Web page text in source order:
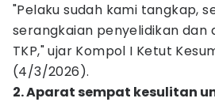
"Pelaku sudah kami tangkap,
serangkaian penyelidikan dan
TKP," ujar Kompol I Ketut
(4/3/2026).
2. Aparat sempat kesulitan